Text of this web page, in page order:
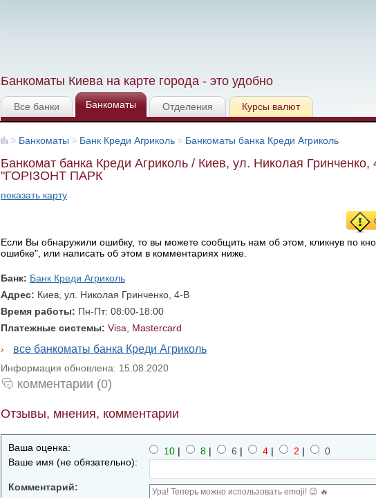
Банкоматы Киева на карте города - это удобно
Все банки Банкоматы Отделения Курсы валют
Банкоматы Банк Креди Агриколь Банкоматы банка Креди Агриколь
Банкомат банка Креди Агриколь / Киев, ул. Николая
"ГОРІЗОНТ ПАРК
показать карту
Если Вы обнаружили ошибку, то вы можете сообщить нам об этом, кликнув по
ошибке", или написать об этом в комментариях ниже.
Банк: Банк Креди Агриколь
Адрес: Киев, ул. Николая Гринченко, 4-В
Время работы: Пн-Пт: 08:00-18:00
Платежные системы: Visa, Mastercard
все банкоматы банка Креди Агриколь
Информация обновлена: 15.08.2020
комментарии (0)
Отзывы, мнения, комментарии
Ваша оценка: 10 | 8 | 6 | 4 | 2 |
0
Ваше имя (не обязательно):
Комментарий: